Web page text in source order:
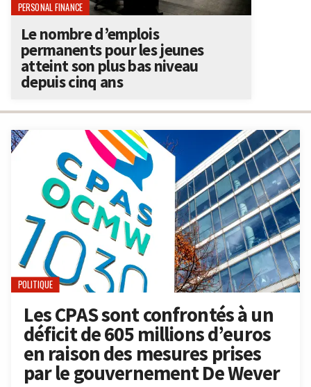
POLITIQUE
Les CPAS sont confrontés à un
déficit de 605 millions d’euros
en raison des mesures prises
par le gouvernement De Wever
PERSONAL FINANCE
Le nombre d’emplois
permanents pour les jeunes
atteint son plus bas niveau
depuis cinq ans